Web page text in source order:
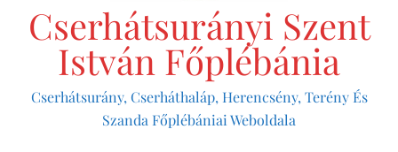
Cserhátsurányi Szent
István Főplébánia
Cserhátsurány, Cserháthaláp, Herencsény, Terény És
Szanda Főplébániai Weboldala